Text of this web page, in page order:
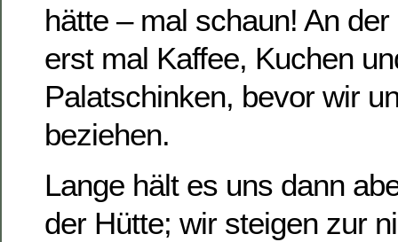
hätte – mal schaun! An der
erst mal Kaffee, Kuchen
Palatschinken, bevor wir
beziehen.
Lange hält es uns dann
der Hütte; wir steigen zur